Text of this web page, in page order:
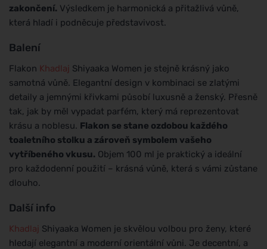
zakončení. Výsledkem je harmonická a přitažlivá vůně,
která hladí i podněcuje představivost.
Balení
Flakon Khadlaj Shiyaaka Women je stejně krásný jako
samotná vůně. Elegantní design v kombinaci se zlatými
detaily a jemnými křivkami působí luxusně a ženský. Přesně
tak, jak by měl vypadat parfém, který má reprezentovat
krásu a noblesu. Flakon se stane ozdobou každého
toaletního stolku a zároveň symbolem vašeho
vytříbeného vkusu. Objem 100 ml je praktický a ideální
pro každodenní použití – krásná vůně, která s vámi zůstane
dlouho.
Další info
Khadlaj Shiyaaka Women je skvělou volbou pro ženy, které
hledají elegantní a moderní orientální vůni. Je decentní, a